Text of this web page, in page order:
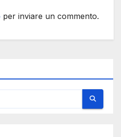
per inviare un commento.